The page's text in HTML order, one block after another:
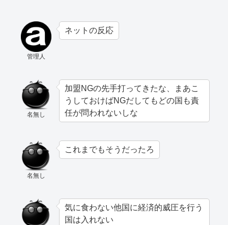
管理人
ネットの反応
名無し
加盟NGの先手打ってきたな、まあこ
うしておけばNGだしてもどの国も責
任が問われないしな
名無し
これまでもそうだったろ
気に食わない他国に経済的威圧を行う
国は入れない